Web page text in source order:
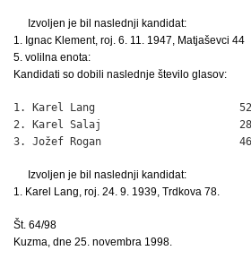
Izvoljen je bil naslednji kandidat:
1. Ignac Klement, roj. 6. 11. 1947, Matjaševci 44
5. volilna enota:
Kandidati so dobili naslednje število glasov:
1. Karel Lang                       52
2. Karel Salaj                      28
3. Jožef Rogan                      46
Izvoljen je bil naslednji kandidat:
1. Karel Lang, roj. 24. 9. 1939, Trdkova 78.
Št. 64/98
Kuzma, dne 25. novembra 1998.